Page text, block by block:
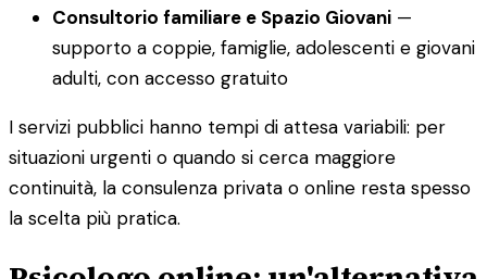
Consultorio familiare e Spazio Giovani —
supporto a coppie, famiglie, adolescenti e giovani
adulti, con accesso gratuito
I servizi pubblici hanno tempi di attesa variabili: per
situazioni urgenti o quando si cerca maggiore
continuità, la consulenza privata o online resta spesso
la scelta più pratica.